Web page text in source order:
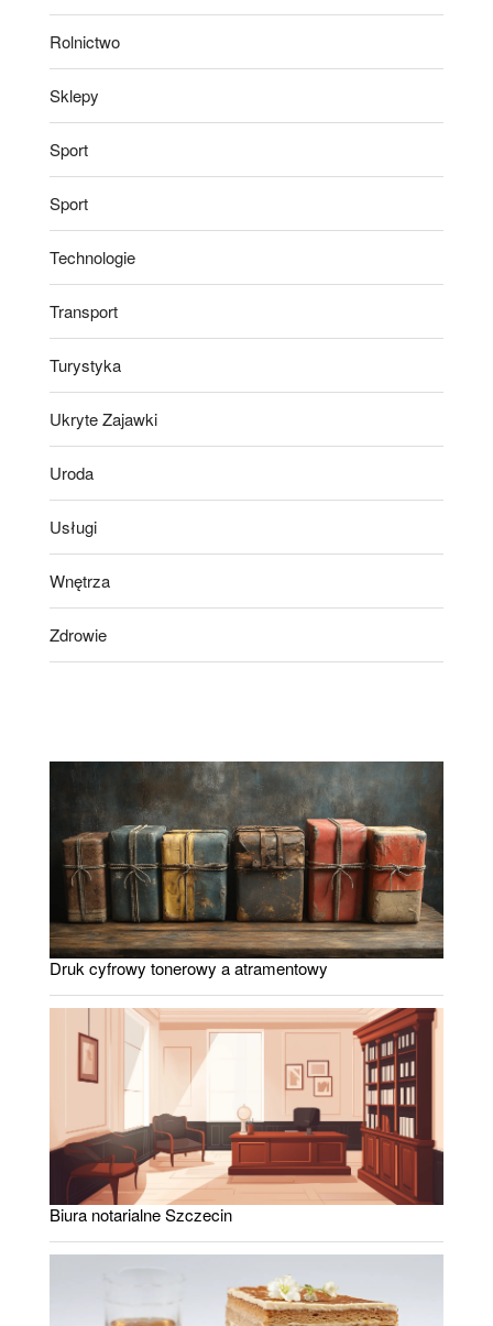
Rolnictwo
Sklepy
Sport
Sport
Technologie
Transport
Turystyka
Ukryte Zajawki
Uroda
Usługi
Wnętrza
Zdrowie
Druk cyfrowy tonerowy a atramentowy
Biura notarialne Szczecin